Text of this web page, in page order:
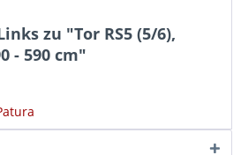
zu "Tor RS5 (5/6),
- 590 cm"